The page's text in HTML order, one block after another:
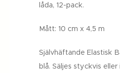
låda, 12-pack.
Mått: 10 cm x 4,5 m
Självhäftande Elastisk
blå. Säljes styckvis eller